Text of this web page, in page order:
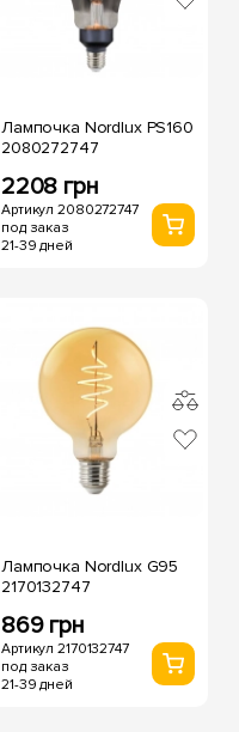
Лампочка Nordlux PS160
2080272747
2208 грн
Артикул 2080272747
под заказ
21-39 дней
Лампочка Nordlux G95
2170132747
869 грн
Артикул 2170132747
под заказ
21-39 дней